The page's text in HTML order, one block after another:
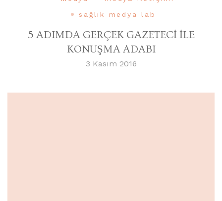
sağlık medya lab
5 ADIMDA GERÇEK GAZETECİ İLE
KONUŞMA ADABI
3 Kasım 2016